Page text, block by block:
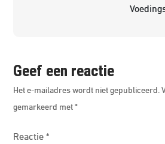
Geef een reactie
Het e-mailadres wordt niet gepubliceerd.
gemarkeerd met*
Reactie*